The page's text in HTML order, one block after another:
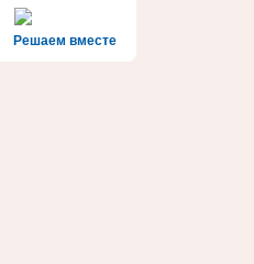
Решаем вместе